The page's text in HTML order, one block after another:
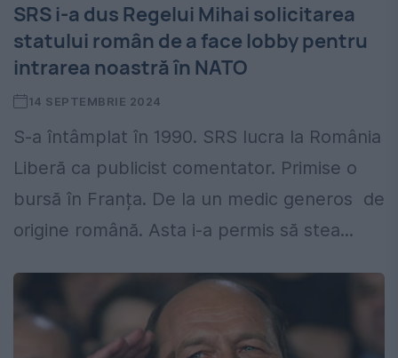
SRS i-a dus Regelui Mihai solicitarea
statului român de a face lobby pentru
intrarea noastră în NATO
14 SEPTEMBRIE 2024
S-a întâmplat în 1990. SRS lucra la România
Liberă ca publicist comentator. Primise o
bursă în Franța. De la un medic generos de
origine română. Asta i-a permis să stea...